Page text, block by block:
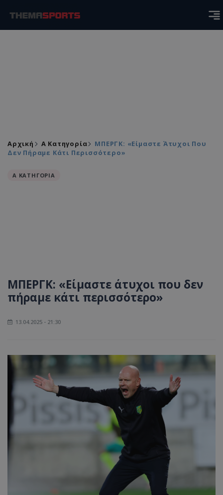
Αρχική Α Κατηγορία
ΜΠΕΡΓΚ: «Είμαστε Άτυχοι Που
Δεν Πήραμε Κάτι Περισσότερο»
Α ΚΑΤΗΓΟΡΙΑ
ΜΠΕΡΓΚ: «Είμαστε άτυχοι που δεν
πήραμε κάτι περισσότερο»
13.04.2025 - 21:30